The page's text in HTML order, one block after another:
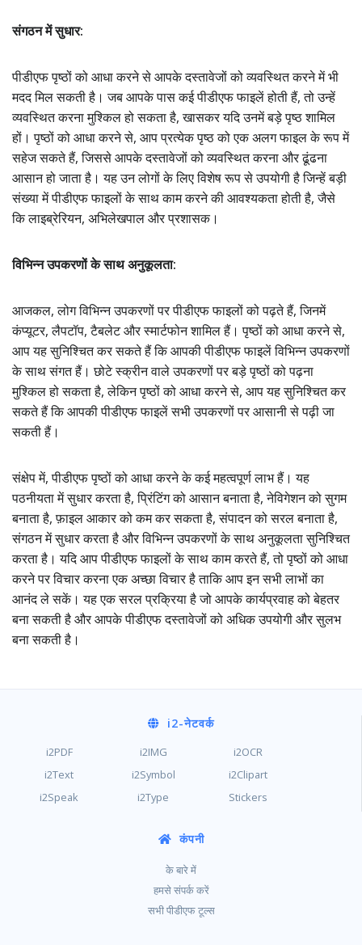
संगठन में सुधार:
पीडीएफ पृष्ठों को आधा करने से आपके दस्तावेजों को व्यवस्थित करने में भी
मदद मिल सकती है। जब आपके पास कई पीडीएफ फाइलें होती हैं, तो उन्हें
व्यवस्थित करना मुश्किल हो सकता है, खासकर यदि उनमें बड़े पृष्ठ शामिल
हों। पृष्ठों को आधा करने से, आप प्रत्येक पृष्ठ को एक अलग फाइल के रूप में
सहेज सकते हैं, जिससे आपके दस्तावेजों को व्यवस्थित करना और ढूंढना
आसान हो जाता है। यह उन लोगों के लिए विशेष रूप से उपयोगी है जिन्हें बड़ी
संख्या में पीडीएफ फाइलों के साथ काम करने की आवश्यकता होती है, जैसे
कि लाइब्रेरियन, अभिलेखपाल और प्रशासक।
विभिन्न उपकरणों के साथ अनुकूलता:
आजकल, लोग विभिन्न उपकरणों पर पीडीएफ फाइलों को पढ़ते हैं, जिनमें
कंप्यूटर, लैपटॉप, टैबलेट और स्मार्टफोन शामिल हैं। पृष्ठों को आधा करने से,
आप यह सुनिश्चित कर सकते हैं कि आपकी पीडीएफ फाइलें विभिन्न उपकरणों
के साथ संगत हैं। छोटे स्क्रीन वाले उपकरणों पर बड़े पृष्ठों को पढ़ना
मुश्किल हो सकता है, लेकिन पृष्ठों को आधा करने से, आप यह सुनिश्चित कर
सकते हैं कि आपकी पीडीएफ फाइलें सभी उपकरणों पर आसानी से पढ़ी जा
सकती हैं।
संक्षेप में, पीडीएफ पृष्ठों को आधा करने के कई महत्वपूर्ण लाभ हैं। यह
पठनीयता में सुधार करता है, प्रिंटिंग को आसान बनाता है, नेविगेशन को सुगम
बनाता है, फ़ाइल आकार को कम कर सकता है, संपादन को सरल बनाता है,
संगठन में सुधार करता है और विभिन्न उपकरणों के साथ अनुकूलता सुनिश्चित
करता है। यदि आप पीडीएफ फाइलों के साथ काम करते हैं, तो पृष्ठों को आधा
करने पर विचार करना एक अच्छा विचार है ताकि आप इन सभी लाभों का
आनंद ले सकें। यह एक सरल प्रक्रिया है जो आपके कार्यप्रवाह को बेहतर
बना सकती है और आपके पीडीएफ दस्तावेजों को अधिक उपयोगी और सुलभ
बना सकती है।
i2-नेटवर्क
i2PDF i2IMG
i2OCR
i2Text
i2Symbol
i2Clipart
i2Speak
i2Type Stickers
कंपनी
के बारे में
हमसे संपर्क करें
सभी पीडीएफ टूल्स